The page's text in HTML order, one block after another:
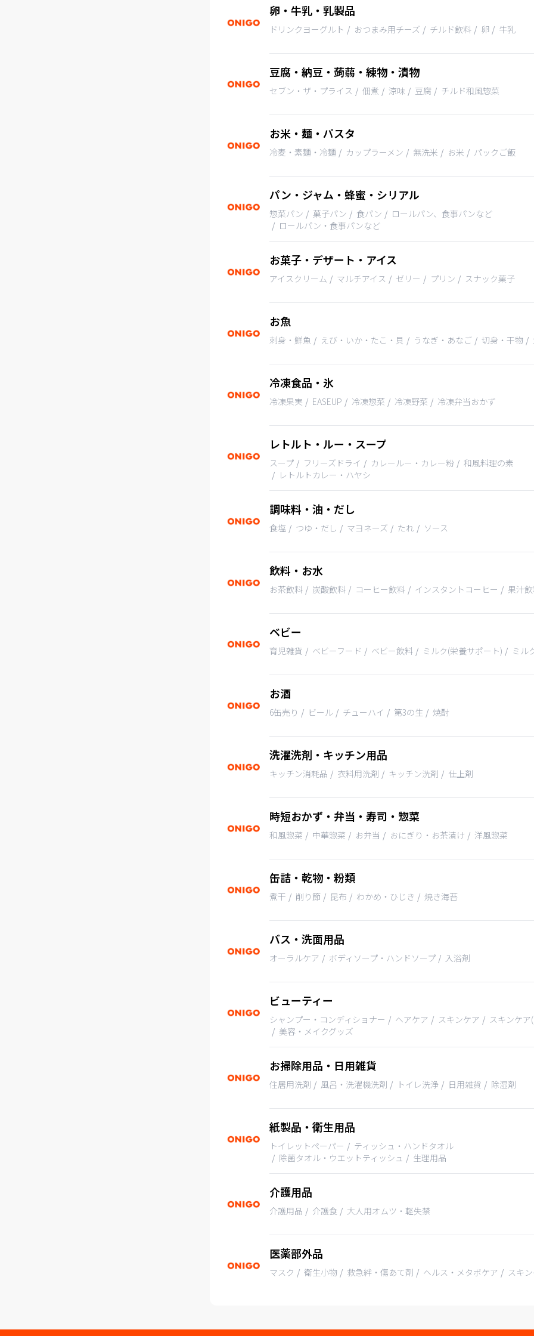
卵・牛乳・乳製品
ドリンクヨーグルト おつまみ用チーズ チルド飲料 卵 牛乳
豆腐・納豆・蒟蒻・練物・漬物
セブン・ザ・プライス 佃煮 涼味 豆腐 チルド和風惣菜
お米・麺・パスタ
冷麦・素麺・冷麺 カップラーメン 無洗米 お米 パックご飯
パン・ジャム・蜂蜜・シリアル
惣菜パン 菓子パン 食パン
ロールパン、食事パンなど
ロールパン・食事パンなど
お菓子・デザート・アイス
アイスクリーム マルチアイス ゼリー プリン スナック菓子
お魚
刺身・鮮魚 えび・いか・たこ・貝 うなぎ・あなご 切身・干物
冷凍食品・氷
冷凍果実 EASEUP 冷凍惣菜 冷凍野菜 冷凍弁当おかず
レトルト・ルー・スープ
スープ フリーズドライ カレールー・カレー粉
和風料理の素
レトルトカレー・ハヤシ
調味料・油・だし
食塩 つゆ・だし マヨネーズ たれ ソース
飲料・お水
お茶飲料 炭酸飲料 コーヒー飲料 インスタントコーヒー 果汁
ベビー
育児雑貨 ベビーフード ベビー飲料 ミルク(栄養サポート) ミル
お酒
6缶売り ビール チューハイ 第3の生 焼酎
洗濯洗剤・キッチン用品
キッチン消耗品 衣料用洗剤 キッチン洗剤 仕上剤
時短おかず・弁当・寿司・惣菜
和風惣菜 中華惣菜 お弁当 おにぎり・お茶漬け 洋風惣菜
缶詰・乾物・粉類
煮干 削り節 昆布 わかめ・ひじき 焼き海苔
バス・洗面用品
オーラルケア ボディソープ・ハンドソープ 入浴剤
ビューティー
シャンプー・コンディショナー ヘアケア スキンケア
スキンケア
美容・メイクグッズ
お掃除用品・日用雑貨
住居用洗剤 風呂・洗濯機洗剤 トイレ洗浄 日用雑貨 除湿剤
紙製品・衛生用品
トイレットペーパー
ティッシュ・ハンドタオル
除菌タオル・ウエットティッシュ
生理用品
介護用品
介護用品 介護食 大人用オムツ・軽失禁
医薬部外品
マスク 衛生小物 救急絆・傷あて剤 ヘルス・メタボケア スキ